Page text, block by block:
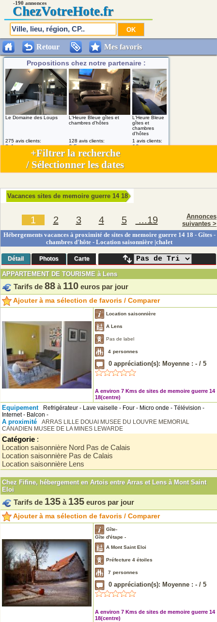
Propositions chez notre partenaire :
Le Domaine des Loups
L'Heure Bleue gîtes et
chambres d'hôtes
L'Heure Bleue
gîtes et
chambres
d'hôtes
275 avis clients:
9.4 /10
128 avis clients:
9.5 /10
1 avis clients:
10 /10
Retour Mes favoris
-190 annonces
ChezVotreHote.fr
Vacances sites de memoire guerre 14 18
1 2 3 4 5 ...19
Annonces
suivantes >
Hébergements vacances à proximité de sites de memoire guerre 14 18 - Gîtes -
chambres d'hôte - Location saisonnière |chalet
Détail Photos Carte
APPARTEMENT DE TOURISME à Lens
Tarifs de 88 à 110 euros par jour
Ajouter à ma sélection de favoris / Comparer
Location saisonnière
A Lens
Pas de label
4 personnes
0 appréciation(s): Moyenne : - / 5
A environ 7 Kms de sites de memoire guerre 14
18(centre)
Equipement
Refrigérateur - Lave vaiselle - Four - Micro onde - Télévision -
Internet - Balcon -
A proximité ARRAS LILLE DOUAI MUSEE DU LOUVRE MEMORIAL
CANADIEN MUSEE DE LA MINES LEWARDE
Catégorie :
Location saisonnière Nord Pas de Calais
Location saisonnière Pas de Calais
Location saisonnière Lens
Chez Fifine, hébergement en Artois entre Arras et Lens à Mont Saint
Eloi
Tarifs de 135 à 135 euros par jour
Ajouter à ma sélection de favoris / Comparer
Gîte-
Gîte d'étape -
A Mont Saint Eloi
Préfecture 4 étoiles
7 personnes
0 appréciation(s): Moyenne : - / 5
A environ 7 Kms de sites de memoire guerre 14
18(centre)
+Filtrer la recherche
/ Sélectionner les dates